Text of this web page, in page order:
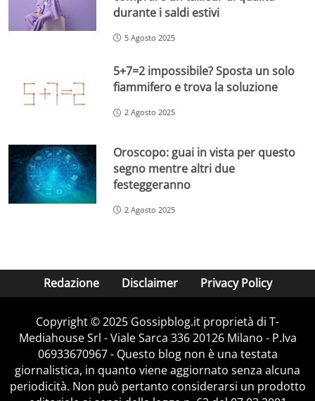
durante i saldi estivi
5 Agosto 2025
5+7=2 impossibile? Sposta un solo
fiammifero e trova la soluzione
2 Agosto 2025
Oroscopo: guai in vista per questo
segno mentre altri due
festeggeranno
2 Agosto 2025
Redazione Disclaimer Privacy Policy
Copyright © 2025 Gossipblog.it proprietà di T-
Mediahouse Srl - Viale Sarca 336 20126 Milano - P.Iva
06933670967 - Questo blog non è una testata
giornalistica, in quanto viene aggiornato senza alcuna
periodicità. Non può pertanto considerarsi un prodotto